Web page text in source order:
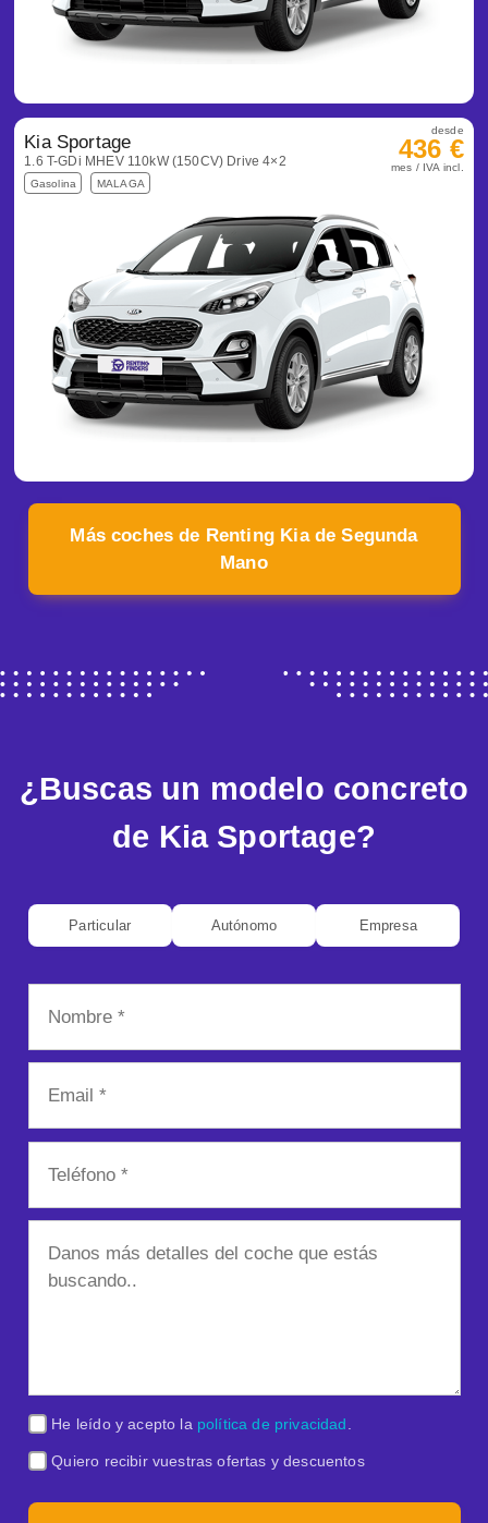
Kia Sportage
1.6 T-GDi MHEV 110kW (150CV) Drive 4×2
Gasolina MALAGA
desde
436 €
mes / IVA incl.
Más coches de Renting Kia de Segunda
Mano
¿Buscas un modelo concreto
de Kia Sportage?
Particular Autónomo Empresa
He leído y acepto la política de privacidad.
Quiero recibir vuestras ofertas y descuentos